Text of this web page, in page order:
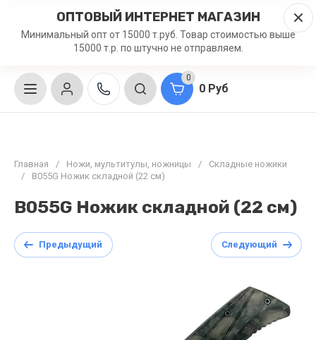
ОПТОВЫЙ ИНТЕРНЕТ МАГАЗИН
Минимальный опт от 15000 т.руб. Товар стоимостью выше
15000 т.р. по штучно не отправляем.
0
0 Руб
Главная / Ножи, мультитулы, ножницы /
Складные ножики
/
B055G Ножик складной (22 см)
B055G Ножик складной (22 см)
Предыдущий Следующий